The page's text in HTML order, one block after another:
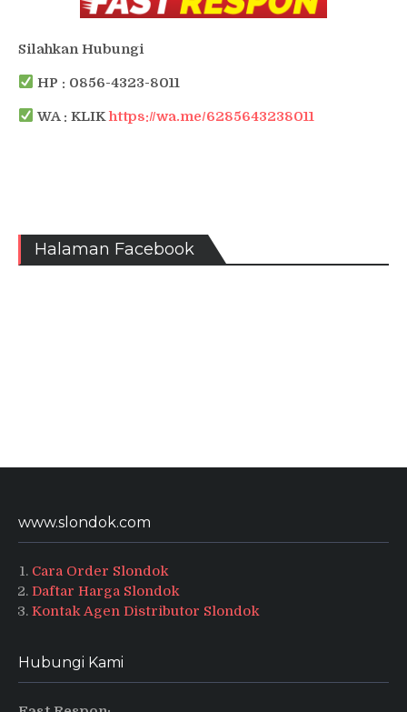
Silahkan Hubungi
HP : 0856-4323-8011
WA : KLIKhttps://wa.me/6285643238011
Halaman Facebook
www.slondok.com
Cara Order Slondok
Daftar Harga Slondok
Kontak Agen Distributor Slondok
Hubungi Kami